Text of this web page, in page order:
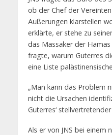
ob der Chef der
Äußerungen klarstellen
erklärte, er stehe zu
das Massaker der Hamas
fragte, warum Guterres
eine Liste
„Man kann das Problem
nicht die Ursachen
Guterres‘
Als er von JNS bei einem